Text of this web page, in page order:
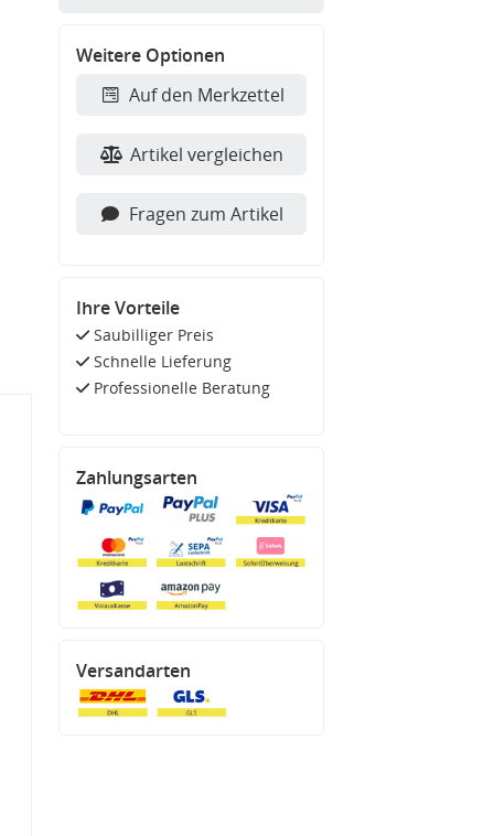
Weitere Optionen
Auf den Merkzettel
Artikel vergleichen
Fragen zum Artikel
Ihre Vorteile
Saubilliger Preis
Schnelle Lieferung
Professionelle Beratung
Zahlungsarten
Versandarten